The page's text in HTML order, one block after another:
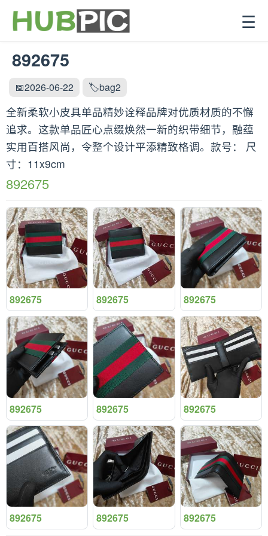
☰
892675
📅2026-06-22 🏷️bag2
全新柔软小皮具单品精妙诠释品牌对优质材质的不懈
追求。这款单品匠心点缀焕然一新的织带细节，融蕴
实用百搭风尚，令整个设计平添精致格调。款号： 尺
寸：11x9cm
892675
892675 892675 892675
892675 892675 892675
892675 892675 892675